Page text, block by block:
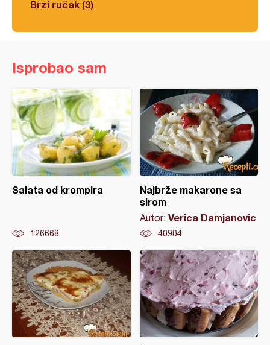
Brzi ručak (3)
Isprobao sam
Salata od krompira
126668
Najbrže makarone sa
sirom
Autor: Verica Damjanovic
40904